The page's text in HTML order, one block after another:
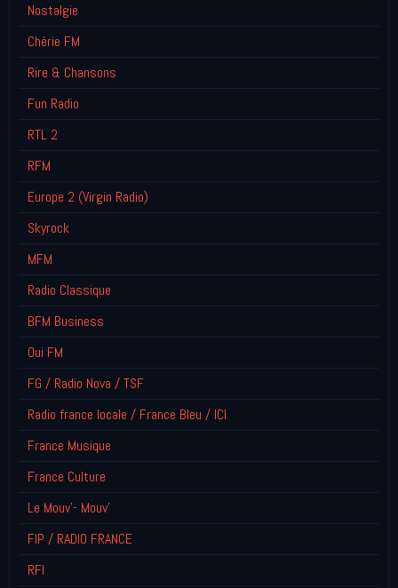
Nostalgie
Chérie FM
Rire & Chansons
Fun Radio
RTL 2
RFM
Europe 2 (Virgin Radio)
Skyrock
MFM
Radio Classique
BFM Business
Oui FM
FG / Radio Nova / TSF
Radio france locale / France Bleu / ICI
France Musique
France Culture
Le Mouv'- Mouv'
FIP / RADIO FRANCE
RFI